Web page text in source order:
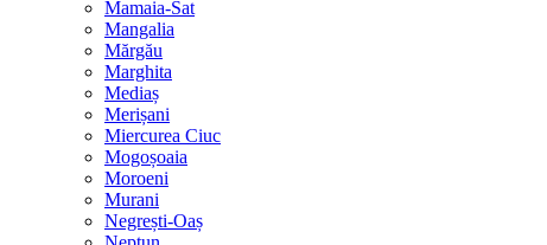
Mamaia-Sat
Mangalia
Mărgău
Marghita
Mediaș
Merișani
Miercurea Ciuc
Mogoșoaia
Moroeni
Murani
Negrești-Oaș